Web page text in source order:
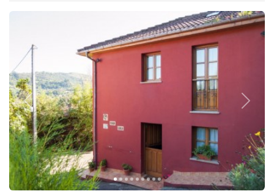
Anterior